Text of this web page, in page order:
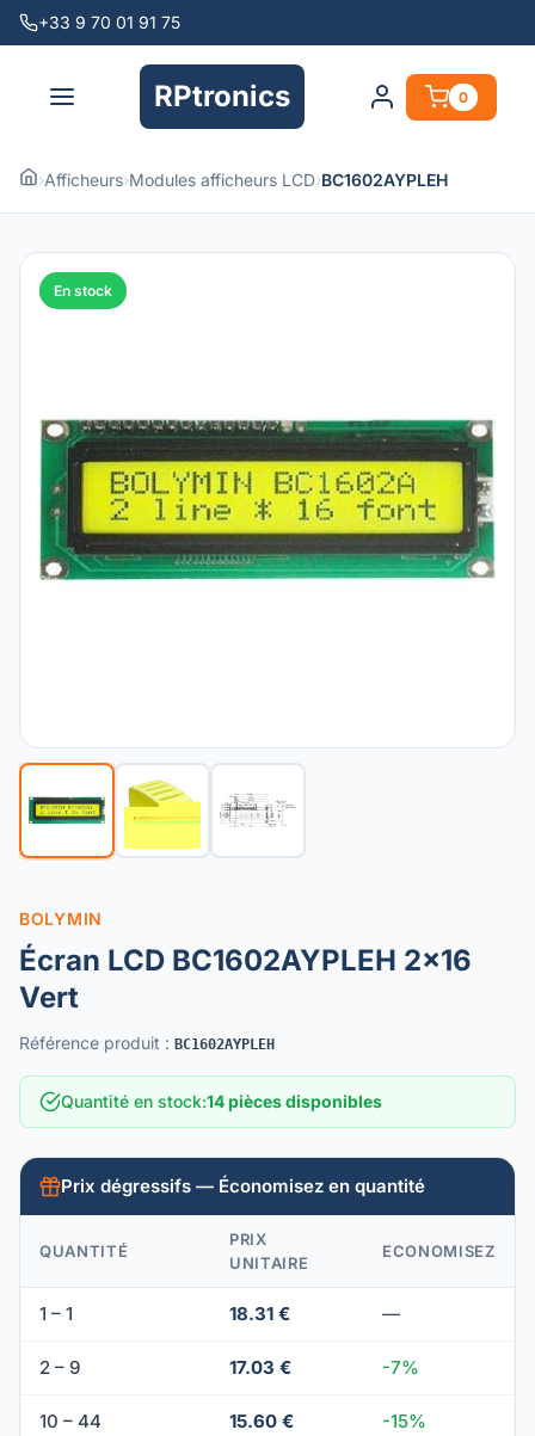
+33 9 70 01 91 75
RPtronics 0
›Afficheurs›Modules afficheurs LCD›BC1602AYPLEH
En stock
BOLYMIN
Écran LCD BC1602AYPLEH 2x16
Vert
Référence produit : BC1602AYPLEH
Quantité en stock:14 pièces disponibles
Prix dégressifs — Économisez en quantité
QUANTITÉ
PRIX
UNITAIRE
ECONOMISEZ
1 – 1 18.31 € —
2 – 9 17.03 € -7%
10 – 44 15.60 € -15%